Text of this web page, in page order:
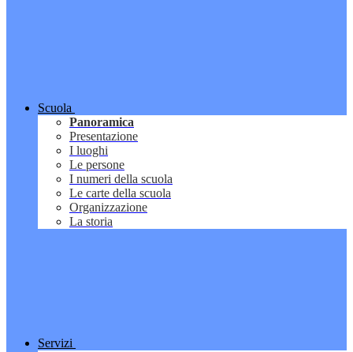
Scuola
Panoramica
Presentazione
I luoghi
Le persone
I numeri della scuola
Le carte della scuola
Organizzazione
La storia
Servizi